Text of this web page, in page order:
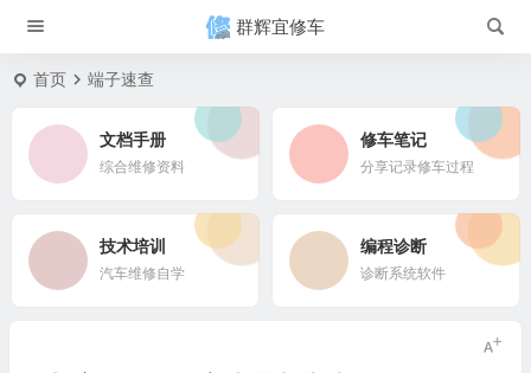
群辉宜修车
首页 端子速查
文档手册
综合维修资料
修车笔记
分享记录修车过程
技术培训
汽车维修自学
编程诊断
诊断系统软件